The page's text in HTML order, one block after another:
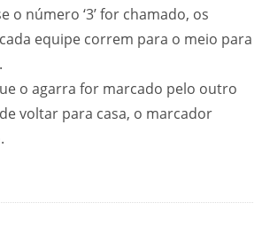
o número ‘3’ for chamado, os
equipe correm para o meio para
o agarra for marcado pelo outro
voltar para casa, o marcador